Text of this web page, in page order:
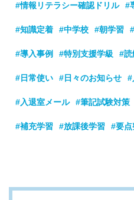
#情報リテラシー確認ドリル #
#知識定着 #中学校 #朝学習
#導入事例 #特別支援学級 #読
#日常使い #日々のお知らせ #
#入退室メール #筆記試験対策
#補充学習 #放課後学習 #要点